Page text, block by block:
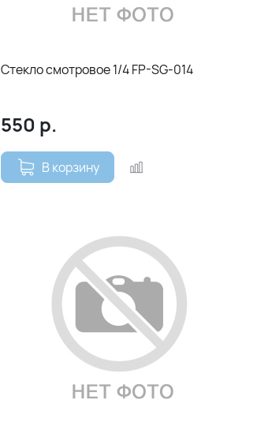
Стекло смотровое 1/4 FP-SG-014
550 р.
В корзину